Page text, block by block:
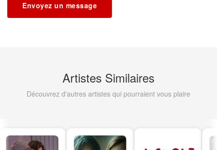
Envoyez un message
Artistes Similaires
Découvrez d'autres artistes qui pourraient vous plaire